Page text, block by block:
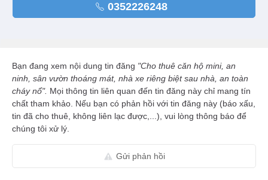
0352226248
Bạn đang xem nội dung tin đăng "Cho thuê căn hộ mini, an
ninh, sân vườn thoáng mát, nhà xe riêng biệt sau nhà, an toàn
cháy nổ". Mọi thông tin liên quan đến tin đăng này chỉ mang tín
chất tham khảo. Nếu bạn có phản hồi với tin đăng này (báo xấu,
tin đã cho thuê, không liên lạc được,...), vui lòng thông báo để
chúng tôi xử lý.
Gửi phản hồi